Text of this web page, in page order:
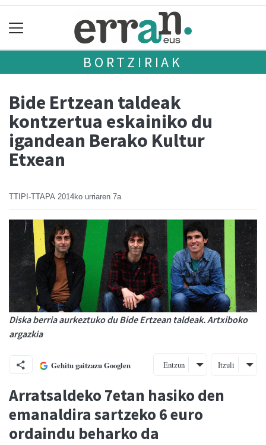
BORTZIRIAK
Bide Ertzean taldeak
kontzertua eskainiko du
igandean Berako Kultur
Etxean
TTIPI-TTAPA 2014ko urriaren 7a
Diska berria aurkeztuko du Bide Ertzean taldeak. Artxiboko
argazkia
Gehitu gaitzazu Googlen Entzun Itzuli
Arratsaldeko 7etan hasiko den
emanaldira sartzeko 6 euro
ordaindu beharko da